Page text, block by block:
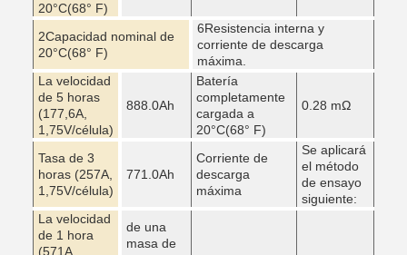
20°C(68° F)
2Capacidad nominal de
20°C(68° F)
6Resistencia interna y
corriente de descarga
máxima.
La velocidad
de 5 horas
(177,6A,
1,75V/célula)
888.0Ah
Batería
completamente
cargada a
20°C(68° F)
0.28 mΩ
Tasa de 3
horas (257A,
1,75V/célula)
771.0Ah
Corriente de
descarga
máxima
Se aplicará
el método
de ensayo
siguiente:
La velocidad
de 1 hora
(571A,
de una
masa de